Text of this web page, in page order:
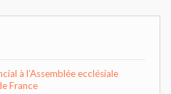
à l’Assemblée ecclésiale
France